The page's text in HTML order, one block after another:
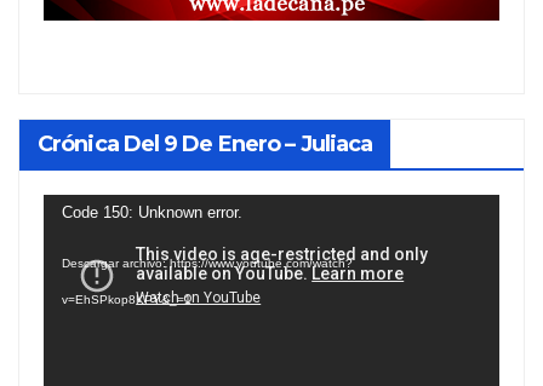
Crónica Del 9 De Enero – Juliaca
Reproductor
vídeo
Code 150: Unknown error.
Descargar archivo: https://www.youtube.com/watch?
v=EhSPkop8KPY&_=1